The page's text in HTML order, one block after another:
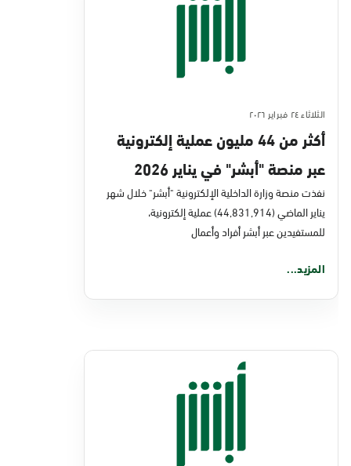
الثلاثاء ٢٤ فبراير ٢٠٢٦
أكثر من 44 مليون عملية إلكترونية
عبر منصة "أبشر" في يناير 2026
نفذت منصة وزارة الداخلية الإلكترونية "أبشر" خلال شهر
يناير الماضي (44,831,914) عملية إلكترونية،
للمستفيدين عبر أبشر أفراد وأعمال
المزيد...